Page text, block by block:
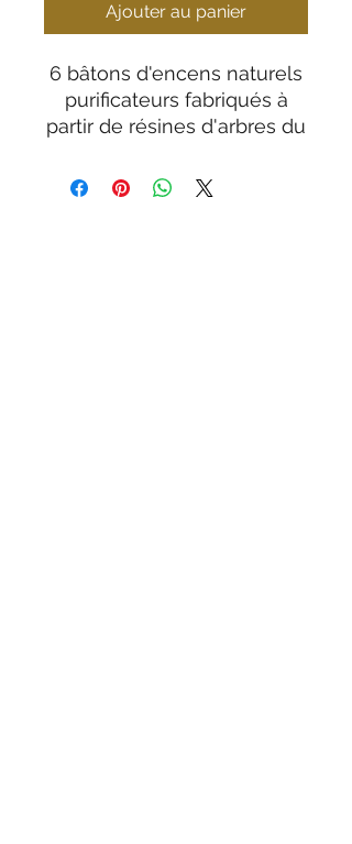
Ajouter au panier
6 bâtons d'encens naturels
purificateurs fabriqués à
partir de résines d'arbres du